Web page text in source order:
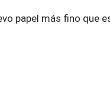
papel más fino que